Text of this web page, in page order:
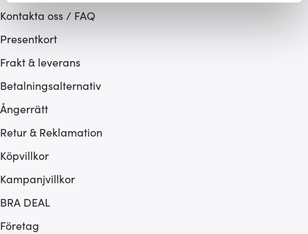
Vi använder cookies för att innehållet och annonserna
ska anpassas efter det som vi tror att du tycker om. Det
hemsidan ännu bättre. Du bestämmer själv vilka cookies
som du vill dela med dig av.
Kontakta oss / FAQ
Presentkort
Frakt & leverans
Betalningsalternativ
Ångerrätt
Retur & Reklamation
Köpvillkor
Kampanjvillkor
BRA DEAL
Företag